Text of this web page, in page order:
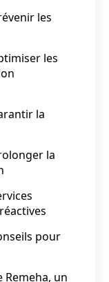
les
les
la
la
pour
un